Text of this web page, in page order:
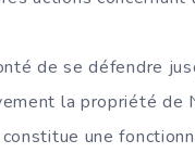
de se défendre
la propriété de
une